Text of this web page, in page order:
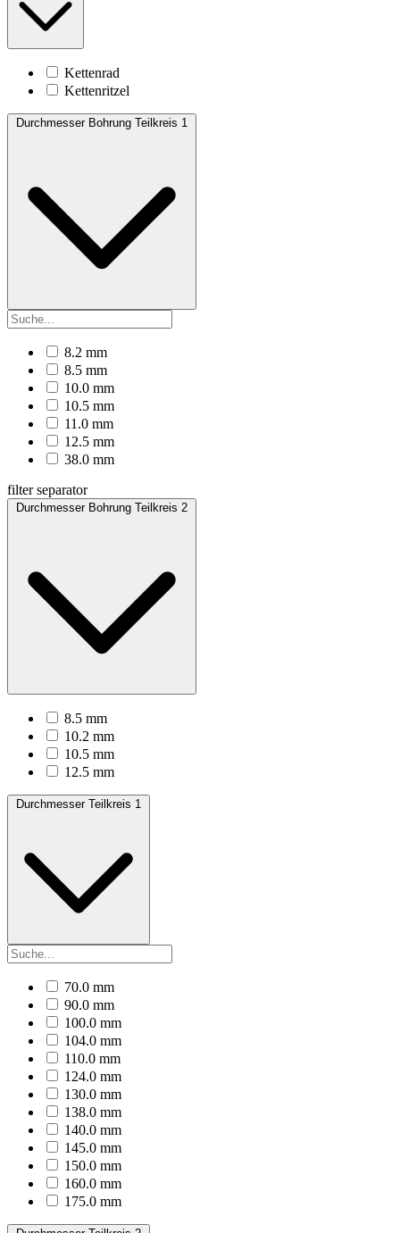
Kettenrad
Kettenritzel
Durchmesser Bohrung Teilkreis 1
8.2 mm
8.5 mm
10.0 mm
10.5 mm
11.0 mm
12.5 mm
38.0 mm
filter separator
Durchmesser Bohrung Teilkreis 2
8.5 mm
10.2 mm
10.5 mm
12.5 mm
Durchmesser Teilkreis 1
70.0 mm
90.0 mm
100.0 mm
104.0 mm
110.0 mm
124.0 mm
130.0 mm
138.0 mm
140.0 mm
145.0 mm
150.0 mm
160.0 mm
175.0 mm